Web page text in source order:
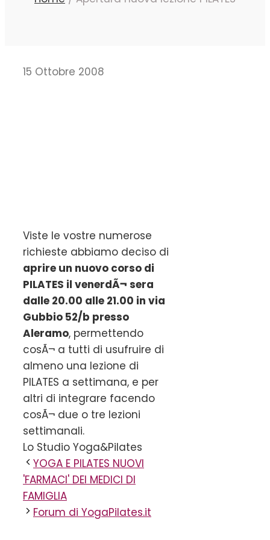
15 Ottobre 2008
Viste le vostre numerose
richieste abbiamo deciso di
aprire un nuovo corso di
PILATES il venerdÃ¬ sera
dalle 20.00 alle 21.00 in via
Gubbio 52/b presso
Aleramo, permettendo
cosÃ¬ a tutti di usufruire di
almeno una lezione di
PILATES a settimana, e per
altri di integrare facendo
cosÃ¬ due o tre lezioni
settimanali.
Lo Studio Yoga&Pilates
YOGA E PILATES NUOVI
'FARMACI' DEI MEDICI DI
FAMIGLIA
Forum di YogaPilates.it